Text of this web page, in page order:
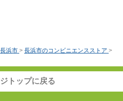
長浜市 > 長浜市のコンビニエンスストア >
トップに戻る